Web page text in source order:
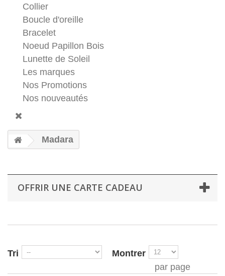
Collier
Boucle d'oreille
Bracelet
Noeud Papillon Bois
Lunette de Soleil
Les marques
Nos Promotions
Nos nouveautés
Madara
OFFRIR UNE CARTE CADEAU
Tri
Montrer
par page